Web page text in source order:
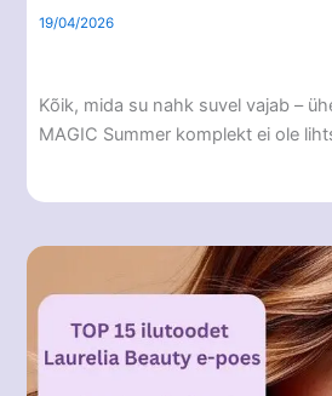
19/04/2026
Kõik, mida su nahk suvel vajab –
MAGIC Summer komplekt ei ole